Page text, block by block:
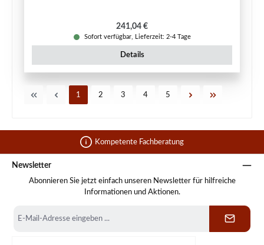
Regulärer Preis:
241,04 €
Sofort verfügbar, Lieferzeit: 2-4 Tage
Details
Seite
1 Seite
2 Seite
3 Seite
4 Seite
5
Kompetente Fachberatung
Newsletter
Abonnieren Sie jetzt einfach unseren Newsletter für hilfreiche
Informationen und Aktionen.
Mail-